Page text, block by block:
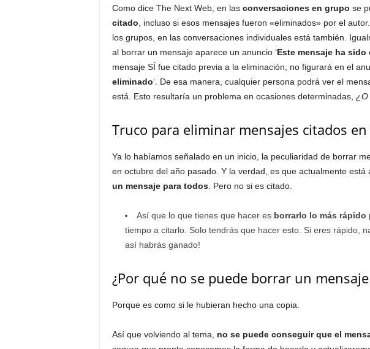
Como dice The Next Web, en las conversaciones en grupo se
citado , incluso si esos mensajes fueron «eliminados» por el
los grupos, en las conversaciones individuales está también.
al borrar un mensaje aparece un anuncio ‘Este mensaje ha sido
mensaje SÍ fue citado previa a la eliminación, no figurará en el
eliminado‘. De esa manera, cualquier persona podrá ver el
está. Esto resultaría un problema en ocasiones determinadas, ¿O
Truco para eliminar mensajes citados
Ya lo habíamos señalado en un inicio, la peculiaridad de borrar
en octubre del año pasado. Y la verdad, es que actualmente está
un mensaje para todos. Pero no si es citado.
Así que lo que tienes que hacer es borrarlo lo más rápido
tiempo a citarlo. Solo tendrás que hacer esto. Si eres rápido,
así habrás ganado!
¿Por qué no se puede borrar un
Porque es como si le hubieran hecho una copia.
Así que volviendo al tema, no se puede conseguir que el